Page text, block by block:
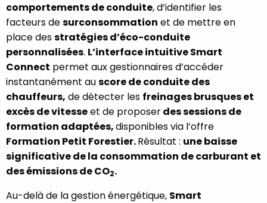
comportements de conduite, d’identifier les
facteurs desurconsommation et de mettre en
place desstratégies d’éco-conduite
personnalisées. L’interface intuitive Smart
Connect permet aux gestionnaires d’accéder
instantanément auscore de conduite des
chauffeurs, de détecter les freinages brusques et
excès de vitesseet de proposerdes sessions de
formation adaptées,disponibles via l’offre
Formation Petit Forestier.Résultat : une baisse
significative de la consommation de carburant et
des émissions de CO2.
Au-delà de la gestion énergétique, Smart